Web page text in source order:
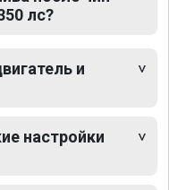
лс?
и
настройки